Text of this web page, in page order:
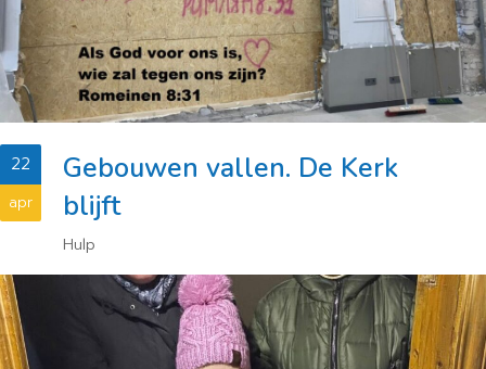
22
apr
Gebouwen vallen. De Kerk
blijft
Hulp